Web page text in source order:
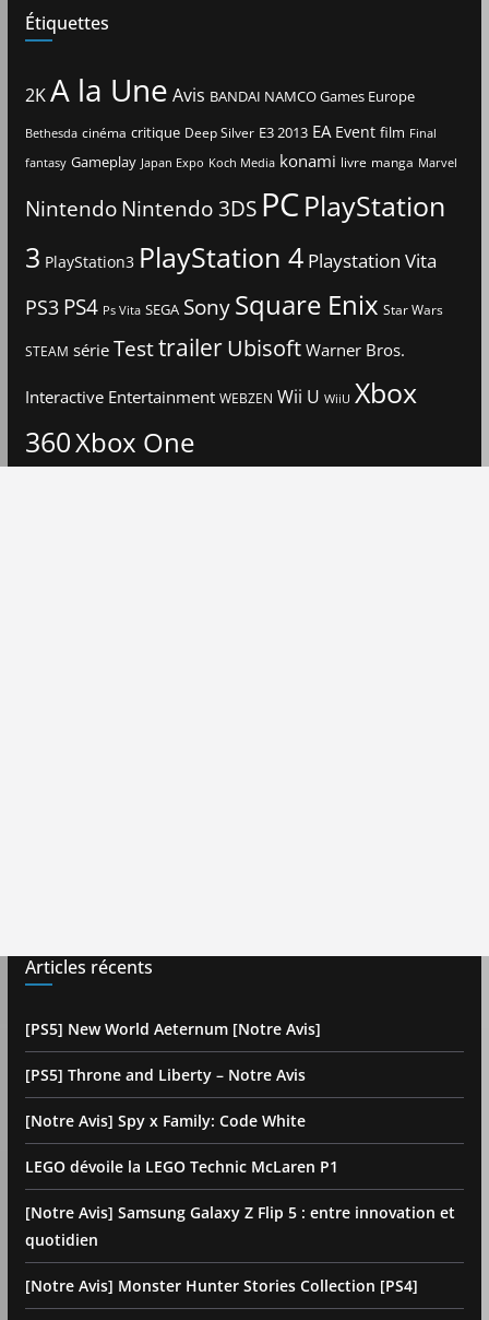
Étiquettes
2KA la Une Avis BANDAI NAMCO Games Europe
Bethesda cinéma critique Deep Silver E3 2013 EA Event film Final
fantasy Gameplay Japan Expo Koch Media konami livre manga Marvel
Nintendo Nintendo 3DS PCPlayStation
3 PlayStation3 PlayStation 4 Playstation Vita
PS3 PS4 Ps Vita SEGA Sony Square Enix Star Wars
STEAM série TesttrailerUbisoftWarner Bros.
Interactive Entertainment WEBZEN Wii U WiiU Xbox
360Xbox One
Articles récents
[PS5] New World Aeternum [Notre Avis]
[PS5] Throne and Liberty – Notre Avis
[Notre Avis] Spy x Family: Code White
LEGO dévoile la LEGO Technic McLaren P1
[Notre Avis] Samsung Galaxy Z Flip 5 : entre innovation et
quotidien
[Notre Avis] Monster Hunter Stories Collection [PS4]